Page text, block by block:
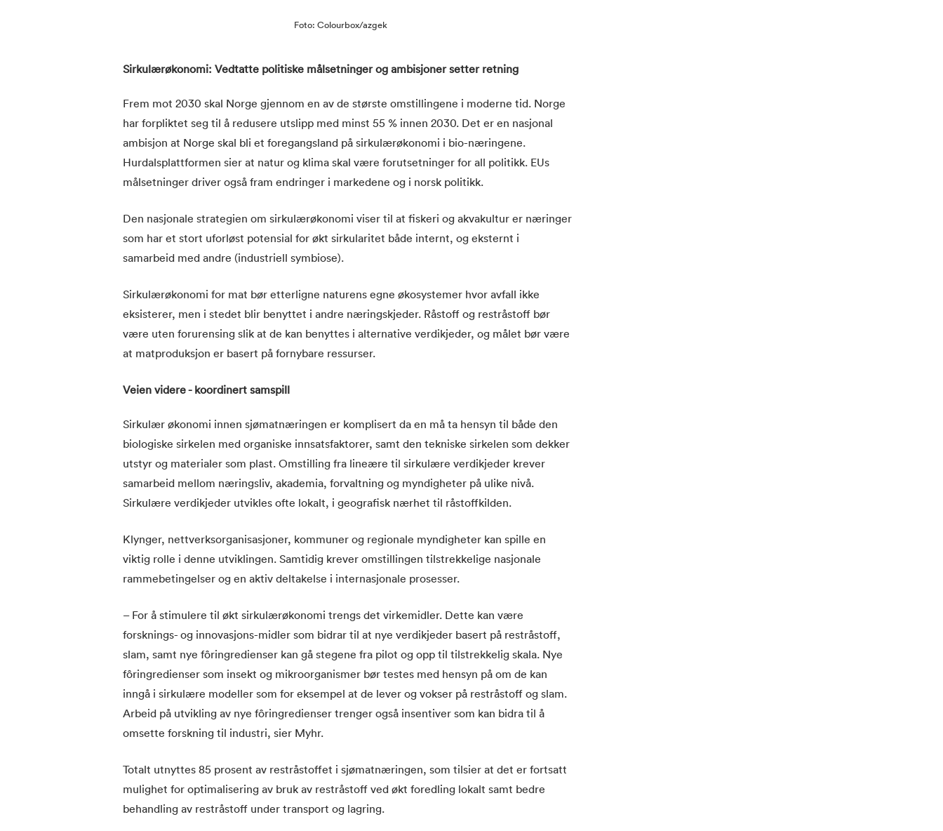
Foto: Colourbox/azgek
Sirkulærøkonomi: Vedtatte politiske målsetningerog ambisjoner setter retning
Frem mot 2030 skal Norge gjennom en av de største omstillingene i moderne tid. Norge
har forpliktet seg til å redusere utslipp med minst 55 % innen 2030. Det er en nasjonal
ambisjon at Norge skal bli et foregangsland på sirkulærøkonomi i bio-næringene.
Hurdalsplattformen sier at natur og klima skal være forutsetninger for all politikk. EUs
målsetninger driver også fram endringer i markedene og i norsk politikk. ​
Den nasjonale strategien om sirkulærøkonomi viser til at fiskeri og akvakultur er næringer
som har et stort uforløst potensial for økt sirkularitet både internt, og eksternt i
samarbeid med andre (industriell symbiose). ​
Sirkulærøkonomi for mat bør etterligne naturens egne økosystemer hvor avfall ikke
eksisterer, men i stedet blir benyttet i andre næringskjeder. Råstoff og restråstoff bør
være uten forurensing slik at de kan benyttes i alternative verdikjeder, og målet bør være
at matproduksjon er basert på fornybare ressurser.
Veien videre - koordinert samspill
Sirkulær økonomi innen sjømatnæringen er komplisert da en må ta hensyn til både den
biologiske sirkelen med organiske innsatsfaktorer, samt den tekniske sirkelen som dekker
utstyr og materialer som plast. Omstilling fra lineære til sirkulære verdikjeder krever
samarbeid mellom næringsliv, akademia, forvaltning og myndigheter på ulike nivå.
Sirkulære verdikjeder utvikles ofte lokalt, i geografisk nærhet til råstoffkilden.
Klynger, nettverksorganisasjoner, kommuner og regionale myndigheter kan spille en
viktig rolle i denne utviklingen. Samtidig krever omstillingen tilstrekkelige nasjonale
rammebetingelser og en aktiv deltakelse i internasjonale prosesser.
– For å stimulere til økt sirkulærøkonomi trengs det virkemidler. Dette kan være
forsknings- og innovasjons-midler som bidrar til at nye verdikjeder basert på restråstoff,
slam, samt nye fôringredienser kan gå stegene fra pilot og opp til tilstrekkelig skala. Nye
fôringredienser som insekt og mikroorganismer bør testes med hensyn på om de kan
inngå i sirkulære modeller som for eksempel at de lever og vokser på restråstoff og slam.
Arbeid på utvikling av nye fôringredienser trenger også insentiver som kan bidra til å
omsette forskning til industri, sier Myhr.
Totalt utnyttes 85 prosent av restråstoffet i sjømatnæringen, som tilsier at det er fortsatt
mulighet for optimalisering av bruk av restråstoff ved økt foredling lokalt samt bedre
behandling av restråstoff under transport og lagring.